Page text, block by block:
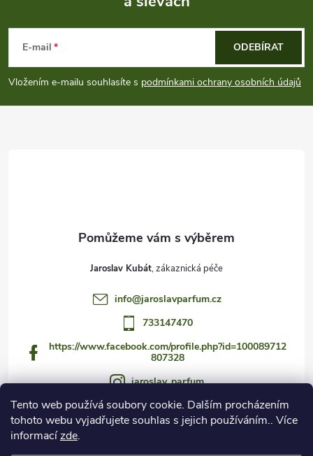
Tento web používá soubory cookie. Dalším procházením
tohoto webu vyjadřujete souhlas s jejich používáním.. Více
informacízde.
p
a
E-mail
Vložením e-mailu souhlasíte s podmínkami ochrany osobních údajů
ODEBÍRAT
Jaroslav Kubát
info@jaroslavparfum.cz
733147470
https://www.facebook.com/profile.php?id=100089712
807328
jaroslav_parfum
733147470
https://www.youtube.com/@jaroslav_parfum